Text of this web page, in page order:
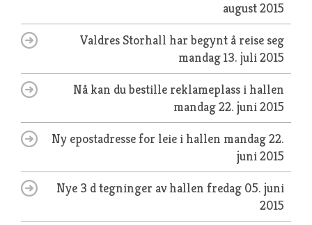
august 2015
Valdres Storhall har begynt å reise seg
mandag 13. juli 2015
Nå kan du bestille reklameplass i hallen
mandag 22. juni 2015
Ny epostadresse for leie i hallen mandag 22.
juni 2015
Nye 3 d tegninger av hallen fredag 05. juni
2015